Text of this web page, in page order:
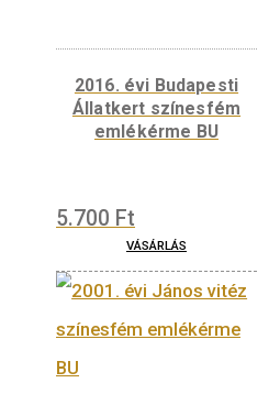
VÁSÁRLÁS
2016. évi Szigetvári vár